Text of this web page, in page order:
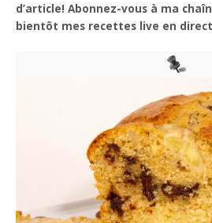
d’article! Abonnez-vous à ma
bientôt mes recettes live en